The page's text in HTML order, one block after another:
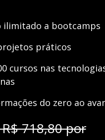
ilimitado a bootcamps
práticos
cursos nas
do zero ao
718,80 por